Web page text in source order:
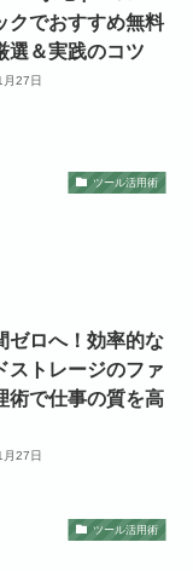
クでおすすめ無料
選＆実践のコツ
27日
ツール活用術
ゼロへ！効率的な
ストレージのファ
術で仕事の質を高
27日
ツール活用術